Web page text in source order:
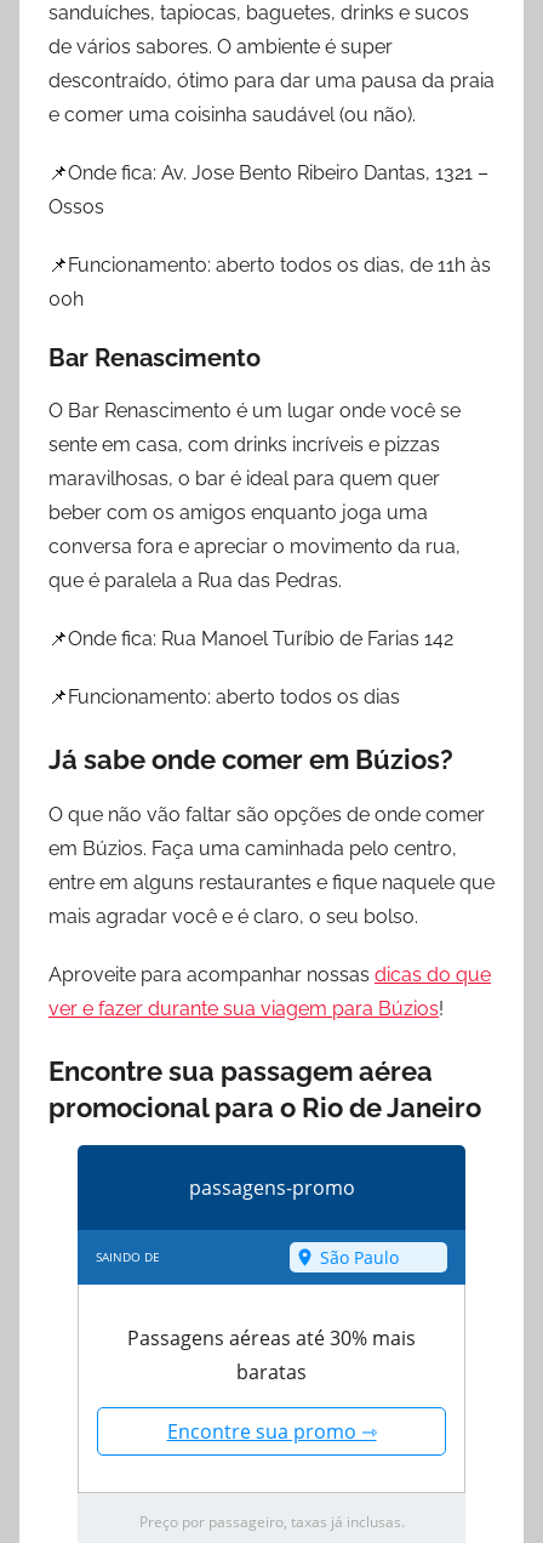
sanduíches, tapiocas, baguetes, drinks e sucos
de vários sabores. O ambiente é super
descontraído, ótimo para dar uma pausa da praia
e comer uma coisinha saudável (ou não).
📌Onde fica: Av. Jose Bento Ribeiro Dantas, 1321 –
Ossos
📌Funcionamento: aberto todos os dias, de 11h às
00h
Bar Renascimento
O Bar Renascimento é um lugar onde você se
sente em casa, com drinks incríveis e pizzas
maravilhosas, o bar é ideal para quem quer
beber com os amigos enquanto joga uma
conversa fora e apreciar o movimento da rua,
que é paralela a Rua das Pedras.
📌Onde fica: Rua Manoel Turíbio de Farias 142
📌Funcionamento: aberto todos os dias
Já sabe onde comer em Búzios?
O que não vão faltar são opções de onde comer
em Búzios. Faça uma caminhada pelo centro,
entre em alguns restaurantes e fique naquele que
mais agradar você e é claro, o seu bolso.
Aproveite para acompanhar nossas dicas do que
ver e fazer durante sua viagem para Búzios!
Encontre sua passagem aérea
promocional para o Rio de Janeiro
passagens-promo
SAINDO DE
Passagens aéreas até 30% mais
baratas
Encontre sua promo ⇾
Preço por passageiro, taxas já inclusas.